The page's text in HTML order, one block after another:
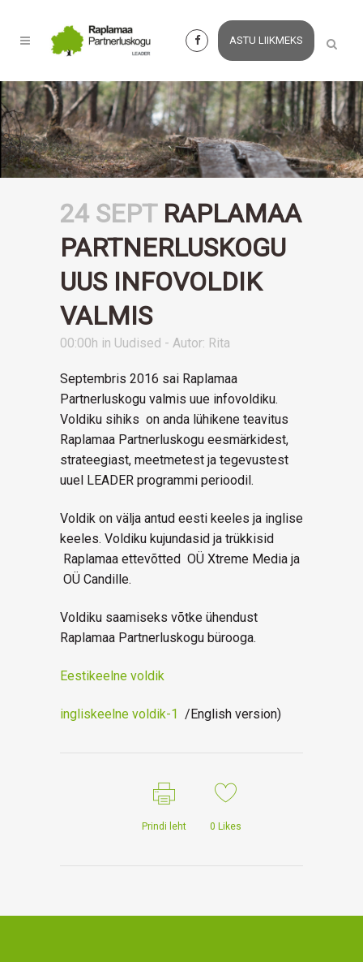
ASTU LIIKMEKS
24 SEPTRAPLAMAA
PARTNERLUSKOGU
UUS INFOVOLDIK
VALMIS
00:00h in Uudised - Autor: Rita
Septembris 2016 sai Raplamaa
Partnerluskogu valmis uue infovoldiku.
Voldiku sihiks on anda lühikene teavitus
Raplamaa Partnerluskogu eesmärkidest,
strateegiast, meetmetest ja tegevustest
uuel LEADER programmi perioodil.
Voldik on välja antud eesti keeles ja inglise
keeles. Voldiku kujundasid ja trükkisid
Raplamaa ettevõtted OÜ Xtreme Media ja
OÜ Candille.
Voldiku saamiseks võtke ühendust
Raplamaa Partnerluskogu bürooga.
Eestikeelne voldik
ingliskeelne voldik-1 /English version)
Prindi leht 0 Likes